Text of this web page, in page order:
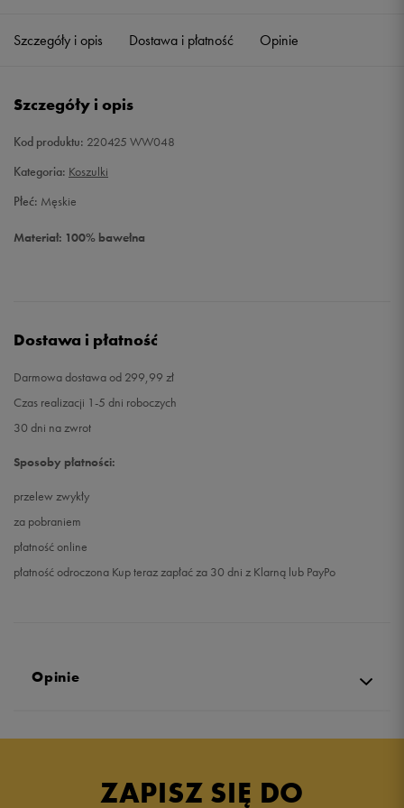
M Powiadom o dostępności
Szczegóły i opis Dostawa i płatność Opinie
Szczegóły i opis
Kod produktu: 220425 WW048
Kategoria: Koszulki
Płeć: Męskie
Materiał: 100% bawełna
Dostawa i płatność
Darmowa dostawa od 299,99 zł
Czas realizacji 1-5 dni roboczych
30 dni na zwrot
Sposoby płatności:
przelew zwykły
za pobraniem
płatność online
płatność odroczona Kup teraz zapłać za 30 dni z Klarną lub PayPo
Opinie
5.0
zebranych i zweryfikowanych przez
ZAPISZ SIĘ DO